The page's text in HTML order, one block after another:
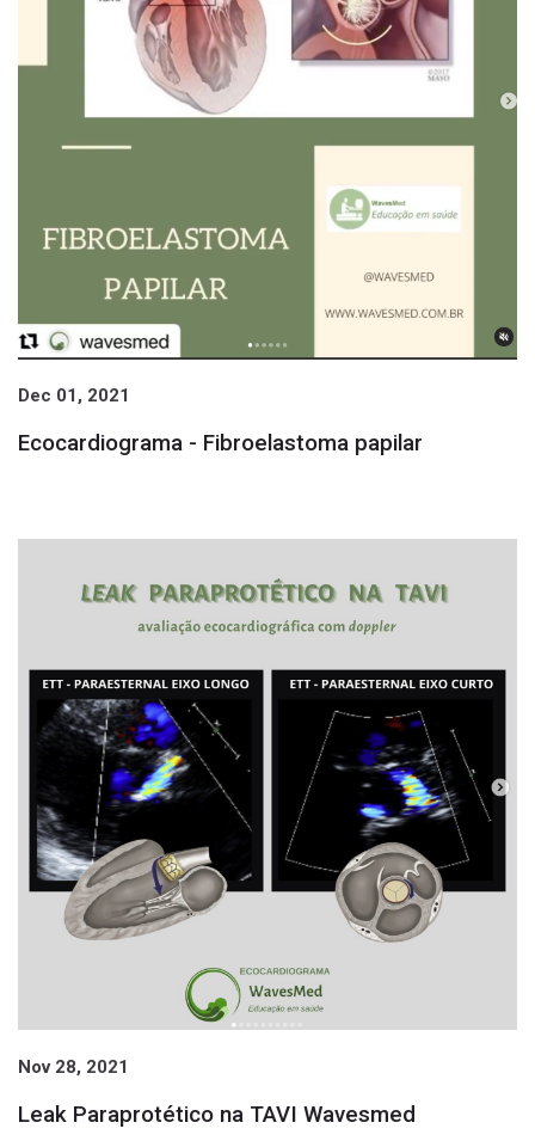
Dec 01, 2021
Ecocardiograma - Fibroelastoma papilar
Nov 28, 2021
Leak Paraprotético na TAVI Wavesmed